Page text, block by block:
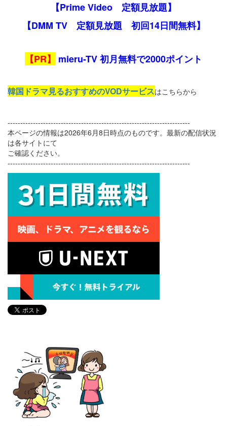
【Prime Video 定額見放題】
【DMM TV 定額見放題 初回14日間無料】
【PR】 mieru-TV 初月無料で2000ポイント
韓国ドラマ見るおすすめのVODサービスはこちらから
------------------------------------------------------------------------
本ページの情報は2026年6月8日時点のものです。最新の配信状況
は各サイトにて
ご確認ください。
------------------------------------------------------------------------